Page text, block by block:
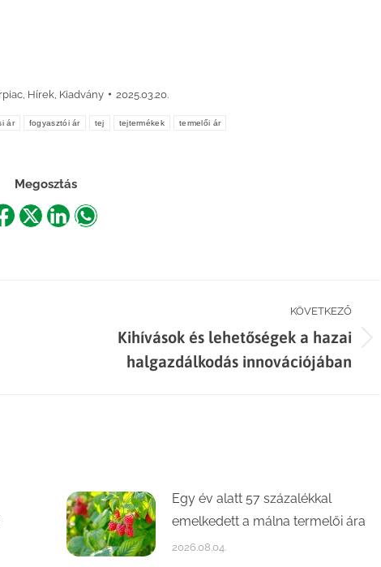
, Hírek, Kiadvány 2025.03.20.
ár fogyasztói ár tej tejtermékek termelői ár
Megosztás
ShareShareShareShare
KÖVETKEZŐ
Kihívások és lehetőségek a hazai
halgazdálkodás innovációjában
Egy év alatt 57 százalékkal
emelkedett a málna termelői ára
2026.08.04.